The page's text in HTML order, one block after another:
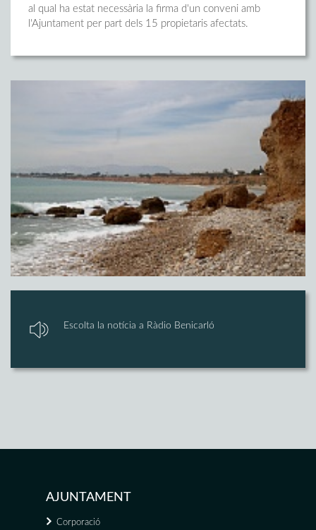
al qual ha estat necessària la firma d'un conveni amb
l'Ajuntament per part dels 15 propietaris afectats.
Escolta la notícia a Ràdio Benicarló
AJUNTAMENT
Corporació